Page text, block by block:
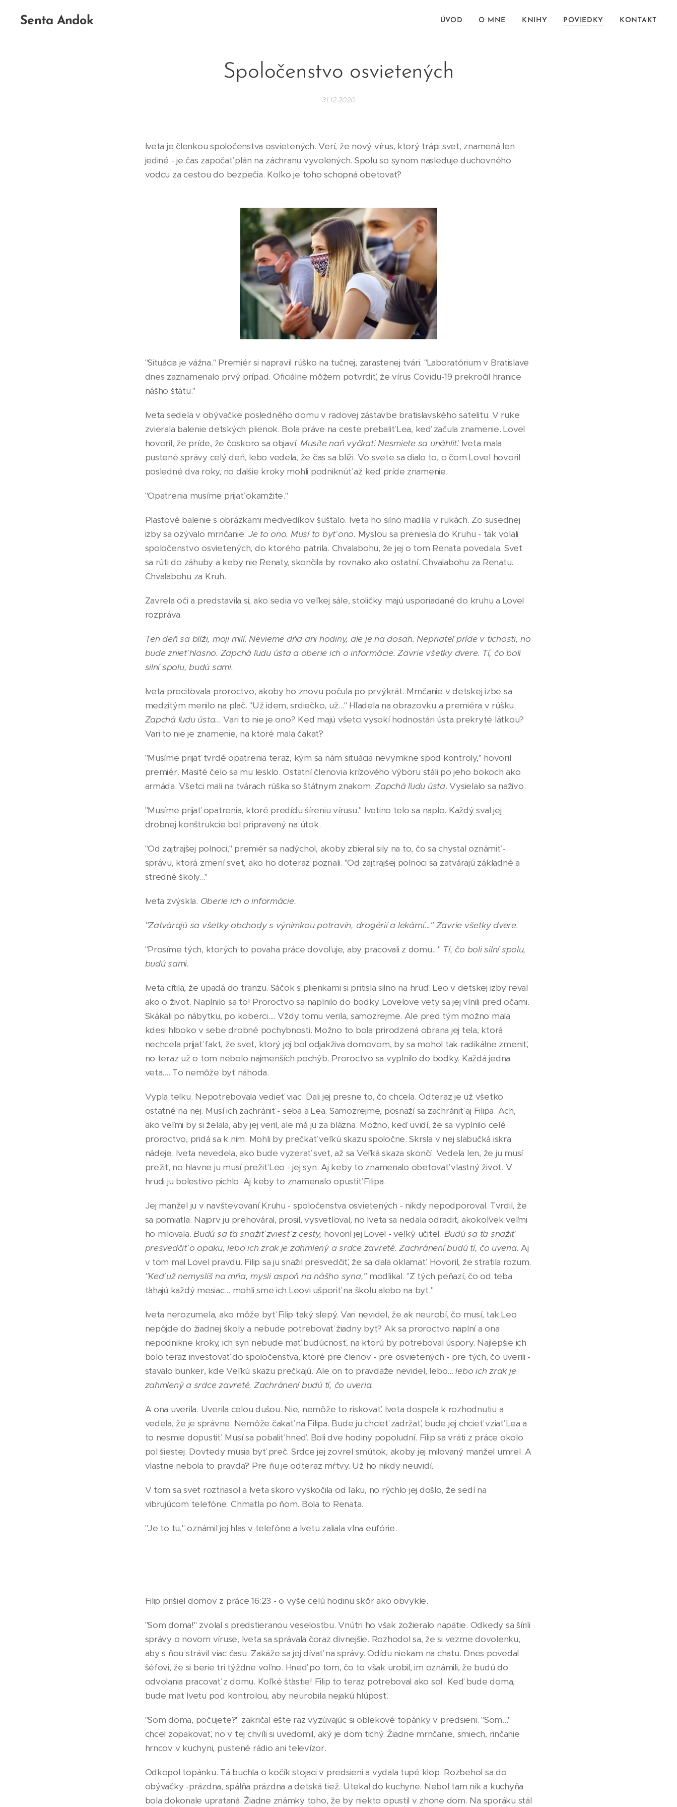
Senta Andok ÚVOD O MNE KNIHY POVIEDKY KONTAKT
Spoločenstvo osvietených
31.12.2020
Iveta je členkou spoločenstva osvietených. Verí, že nový vírus, ktorý trápi svet, znamená len
jediné - je čas započať plán na záchranu vyvolených. Spolu so synom nasleduje duchovného
vodcu za cestou do bezpečia. Koľko je toho schopná obetovať?
"Situácia je vážna." Premiér si napravil rúško na tučnej, zarastenej tvári. "Laboratórium v Bratislave
dnes zaznamenalo prvý prípad. Oficiálne môžem potvrdiť, že vírus Covidu-19 prekročil hranice
nášho štátu."
Iveta sedela v obývačke posledného domu v radovej zástavbe bratislavského satelitu. V ruke
zvierala balenie detských plienok. Bola práve na ceste prebaliť Lea, keď začula znamenie. Lovel
hovoril, že príde, že čoskoro sa objaví. Musíte naň vyčkať. Nesmiete sa unáhliť. Iveta mala
pustené správy celý deň, lebo vedela, že čas sa blíži. Vo svete sa dialo to, o čom Lovel hovoril
posledné dva roky, no ďalšie kroky mohli podniknúť až keď príde znamenie.
"Opatrenia musíme prijať okamžite."
Plastové balenie s obrázkami medvedíkov šušťalo. Iveta ho silno mädlila v rukách. Zo susednej
izby sa ozývalo mrnčanie. Je to ono. Musí to byť ono. Mysľou sa preniesla do Kruhu - tak volali
spoločenstvo osvietených, do ktorého patrila. Chvalabohu, že jej o tom Renata povedala. Svet
sa rúti do záhuby a keby nie Renaty, skončila by rovnako ako ostatní. Chvalabohu za Renatu.
Chvalabohu za Kruh.
Zavrela oči a predstavila si, ako sedia vo veľkej sále, stoličky majú usporiadané do kruhu a Lovel
rozpráva.
Ten deň sa blíži, moji milí. Nevieme dňa ani hodiny, ale je na dosah. Nepriateľ príde v tichosti, no
bude znieť hlasno. Zapchá ľudu ústa a oberie ich o informácie. Zavrie všetky dvere. Tí, čo boli
silní spolu, budú sami.
Iveta preciťovala proroctvo, akoby ho znovu počula po prvýkrát. Mrnčanie v detskej izbe sa
medzitým menilo na plač. "Už idem, srdiečko, už..." Hľadela na obrazovku a premiéra v rúšku.
Zapchá ľudu ústa...Vari to nie je ono? Keď majú všetci vysokí hodnostári ústa prekryté látkou?
Vari to nie je znamenie, na ktoré mala čakať?
"Musíme prijať tvrdé opatrenia teraz, kým sa nám situácia nevymkne spod kontroly," hovoril
premiér. Mäsité čelo sa mu lesklo. Ostatní členovia krízového výboru stáli po jeho bokoch ako
armáda. Všetci mali na tvárach rúška so štátnym znakom. Zapchá ľudu ústa. Vysielalo sa naživo.
"Musíme prijať opatrenia, ktoré predídu šíreniu vírusu." Ivetino telo sa naplo. Každý sval jej
drobnej konštrukcie bol pripravený na útok.
"Od zajtrajšej polnoci," premiér sa nadýchol, akoby zbieral sily na to, čo sa chystal oznámiť -
správu, ktorá zmení svet, ako ho doteraz poznali. "Od zajtrajšej polnoci sa zatvárajú základné a
stredné školy..."
Iveta zvýskla. Oberie ich o informácie.
"Zatvárajú sa všetky obchody s výnimkou potravín, drogérií a lekární..." Zavrie všetky dvere.
"Prosíme tých, ktorých to povaha práce dovoľuje, aby pracovali z domu..." Tí, čo boli silní spolu,
budú sami.
Iveta cítila, že upadá do tranzu. Sáčok s plienkami si pritisla silno na hruď. Leo v detskej izby reval
ako o život. Naplnilo sa to! Proroctvo sa naplnilo do bodky. Lovelove vety sa jej vlnili pred očami.
Skákali po nábytku, po koberci.... Vždy tomu verila, samozrejme. Ale pred tým možno mala
kdesi hlboko v sebe drobné pochybnosti. Možno to bola prirodzená obrana jej tela, ktorá
nechcela prijať fakt, že svet, ktorý jej bol odjakživa domovom, by sa mohol tak radikálne zmeniť,
no teraz už o tom nebolo najmenších pochýb. Proroctvo sa vyplnilo do bodky. Každá jedna
veta.... To nemôže byť náhoda.
Vypla telku. Nepotrebovala vedieť viac. Dali jej presne to, čo chcela. Odteraz je už všetko
ostatné na nej. Musí ich zachrániť - seba a Lea. Samozrejme, posnaží sa zachrániť aj Filipa. Ach,
ako veľmi by si želala, aby jej veril, ale má ju za blázna. Možno, keď uvidí, že sa vyplnilo celé
proroctvo, pridá sa k nim. Mohli by prečkať veľkú skazu spoločne. Skrsla v nej slabučká iskra
nádeje. Iveta nevedela, ako bude vyzerať svet, až sa Veľká skaza skončí. Vedela len, že ju musí
prežiť, no hlavne ju musí prežiť Leo - jej syn. Aj keby to znamenalo obetovať vlastný život. V
hrudi ju bolestivo pichlo. Aj keby to znamenalo opustiť Filipa.
Jej manžel ju v navštevovaní Kruhu - spoločenstva osvietených - nikdy nepodporoval. Tvrdil, že
sa pomiatla. Najprv ju prehováral, prosil, vysvetľoval, no Iveta sa nedala odradiť, akokoľvek veľmi
ho milovala.Budú sa ťa snažiť zviesť z cesty, hovoril jej Lovel - veľký učiteľ. Budú sa ťa snažiť
presvedčiť o opaku, lebo ich zrak je zahmlený a srdce zavreté. Zachránení budú tí, čo uveria.Aj
v tom mal Lovel pravdu. Filip sa ju snažil presvedčiť, že sa dala oklamať. Hovoril, že stratila rozum.
"Keď už nemyslíš na mňa, mysli aspoň na nášho syna," modlikal. "Z tých peňazí, čo od teba
ťahajú každý mesiac... mohli sme ich Leovi ušporiť na školu alebo na byt."
Iveta nerozumela, ako môže byť Filip taký slepý. Vari nevidel, že ak neurobí, čo musí, tak Leo
nepôjde do žiadnej školy a nebude potrebovať žiadny byt? Ak sa proroctvo naplní a ona
nepodnikne kroky, ich syn nebude mať budúcnosť, na ktorú by potreboval úspory. Najlepšie ich
bolo teraz investovať do spoločenstva, ktoré pre členov - pre osvietených - pre tých, čo uverili -
stavalo bunker, kde Veľkú skazu prečkajú. Ale on to pravdaže nevidel, lebo...lebo ich zrak je
zahmlený a srdce zavreté. Zachránení budú tí, čo uveria.
A ona uverila. Uverila celou dušou. Nie, nemôže to riskovať. Iveta dospela k rozhodnutiu a
vedela, že je správne. Nemôže čakať na Filipa. Bude ju chcieť zadržať, bude jej chcieť vziať Lea a
to nesmie dopustiť. Musí sa pobaliť hneď. Boli dve hodiny popoludní. Filip sa vráti z práce okolo
pol šiestej. Dovtedy musia byť preč. Srdce jej zovrel smútok, akoby jej milovaný manžel umrel. A
vlastne nebola to pravda? Pre ňu je odteraz mŕtvy. Už ho nikdy neuvidí.
V tom sa svet roztriasol a Iveta skoro vyskočila od ľaku, no rýchlo jej došlo, že sedí na
vibrujúcom telefóne. Chmatla po ňom. Bola to Renata.
"Je to tu," oznámil jej hlas v telefóne a Ivetu zaliala vlna eufórie.
Filip prišiel domov z práce 16:23 - o vyše celú hodinu skôr ako obvykle.
"Som doma!" zvolal s predstieranou veselosťou. Vnútri ho však zožieralo napätie. Odkedy sa šírili
správy o novom víruse, Iveta sa správala čoraz divnejšie. Rozhodol sa, že si vezme dovolenku,
aby s ňou strávil viac času. Zakáže sa jej dívať na správy. Odídu niekam na chatu. Dnes povedal
šéfovi, že si berie tri týždne voľno. Hneď po tom, čo to však urobil, im oznámili, že budú do
odvolania pracovať z domu. Koľké šťastie! Filip to teraz potreboval ako soľ. Keď bude doma,
bude mať Ivetu pod kontrolou, aby neurobila nejakú hlúposť.
"Som doma, počujete?" zakričal ešte raz vyzúvajúc si oblekové topánky v predsieni. "Som..."
chcel zopakovať, no v tej chvíli si uvedomil, aký je dom tichý. Žiadne mrnčanie, smiech, rinčanie
hrncov v kuchyni, pustené rádio ani televízor.
Odkopol topánku. Tá buchla o kočík stojaci v predsieni a vydala tupé klop. Rozbehol sa do
obývačky -prázdna, spálňa prázdna a detská tiež. Utekal do kuchyne. Nebol tam nik a kuchyňa
bola dokonale uprataná. Žiadne známky toho, že by niekto opustil v zhone dom. Na sporáku stál